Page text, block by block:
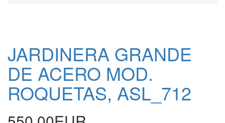
JARDINERA GRANDE
DE ACERO MOD.
ROQUETAS, ASL_712